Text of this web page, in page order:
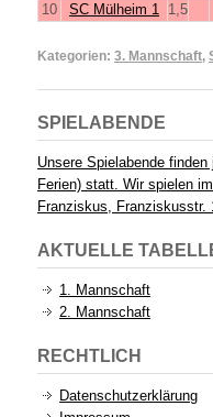
10 SC Mülheim 1 1,5
Kategorien: 3. Mannschaft,
SPIELABENDE
Unsere Spielabende
Ferien) statt. Wir spielen
Franziskus, Franziskusstr.
AKTUELLE
1. Mannschaft
2. Mannschaft
RECHTLICH
Datenschutzerklärung